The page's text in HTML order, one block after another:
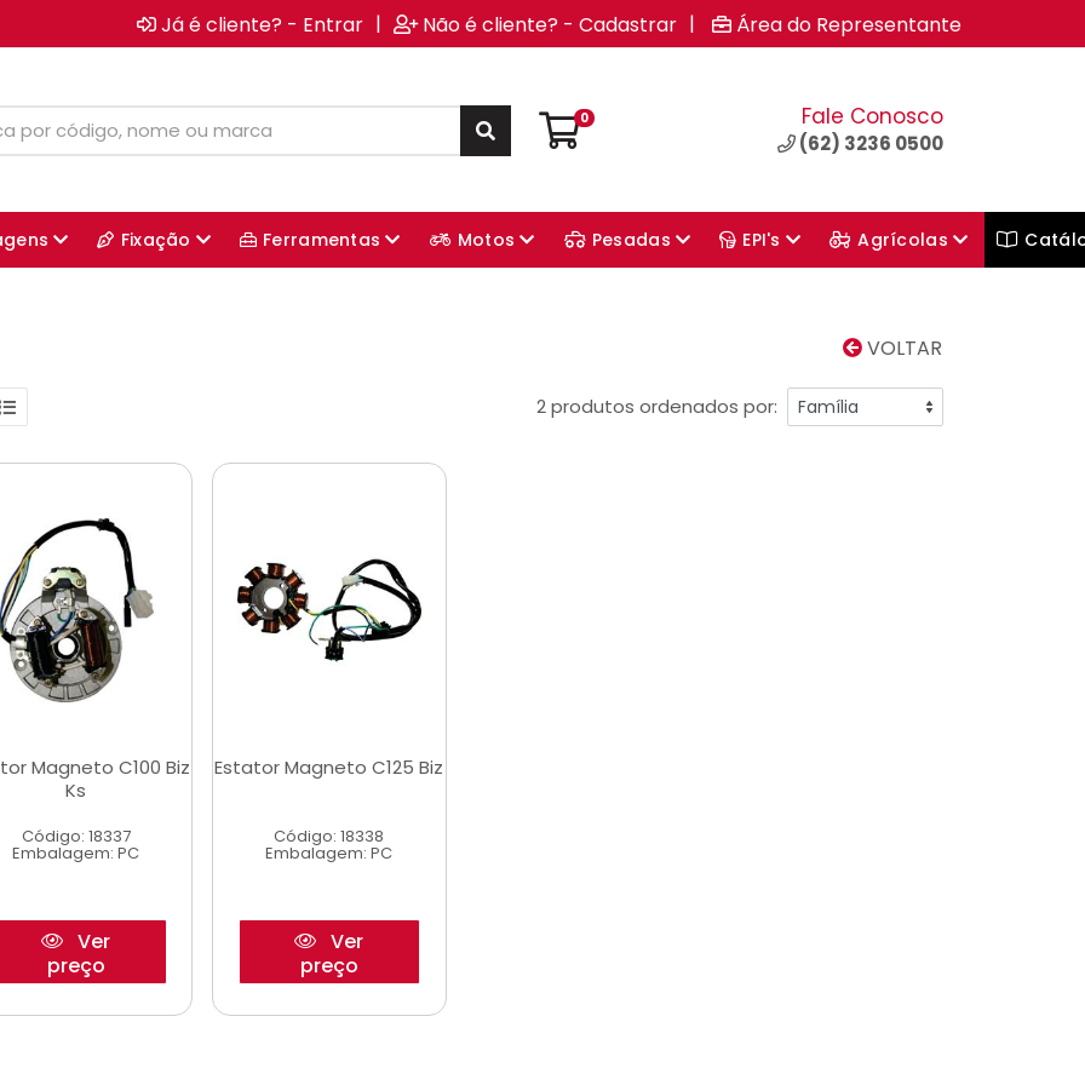
Já é cliente? - Entrar | Não é cliente? - Cadastrar | Área do Representante
0 Fale Conosco
(62) 3236 0500
Fixação Ferramentas Motos Pesadas EPI's Agrícolas
VOLTAR
2 produtos ordenados por:
Magneto C100 Biz
Ks
Código: 18337
Embalagem: PC
Ver
preço
Estator Magneto C125 Biz
Código: 18338
Embalagem: PC
Ver
preço